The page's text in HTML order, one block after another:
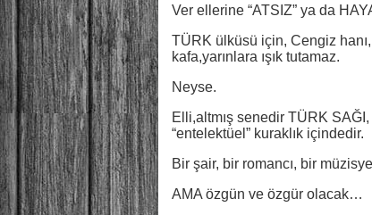
Ver ellerine “ATSIZ” ya da
TÜRK ülküsü için, Cengiz
kafa,yarınlara ışık tutamaz.
Neyse.
Elli,altmış senedir TÜRK
“entelektüel” kuraklık içindedir.
Bir şair, bir romancı, bir
AMA özgün ve özgür olacak…